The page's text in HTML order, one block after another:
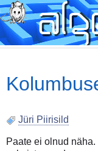
Skip
to
main
content
Jüri Piirisild
Paate ei olnud